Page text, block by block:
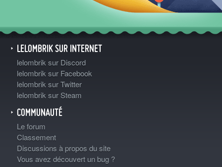
LELOMBRIK SUR INTERNET
lelombrik sur Discord
lelombrik sur Facebook
lelombrik sur Twitter
lelombrik sur Steam
COMMUNAUTÉ
Le forum
Classement
Discussions à propos du site
Vous avez découvert un bug ?